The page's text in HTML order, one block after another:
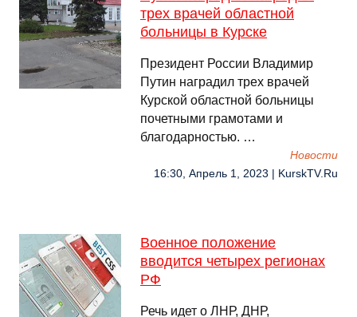
трех врачей областной
больницы в Курске
Президент России Владимир
Путин наградил трех врачей
Курской областной больницы
почетными грамотами и
благодарностью. …
Новости
16:30, Апрель 1, 2023 | KurskTV.Ru
Военное положение
вводится четырех регионах
РФ
Речь идет о ЛНР, ДНР,